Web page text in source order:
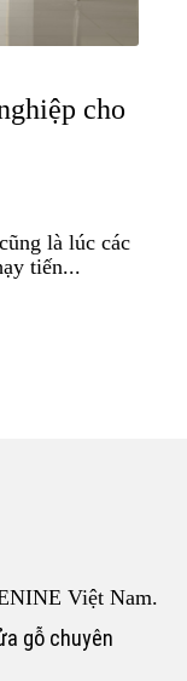
cho
là lúc các
tiến...
Việt Nam.
gỗ chuyên